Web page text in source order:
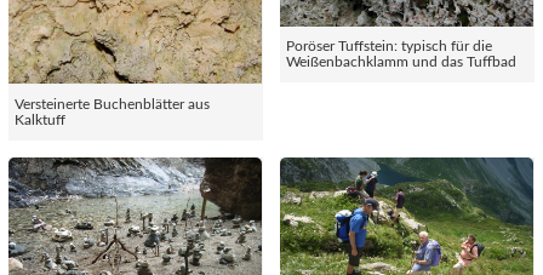
Versteinerte Buchenblätter aus
Kalktuff
Poröser Tuffstein: typisch für die
Weißenbachklamm und das Tuffbad